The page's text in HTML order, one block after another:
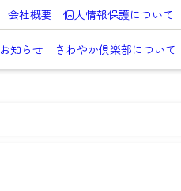
会社概要 個人情報保護について
お知らせ さわやか倶楽部について